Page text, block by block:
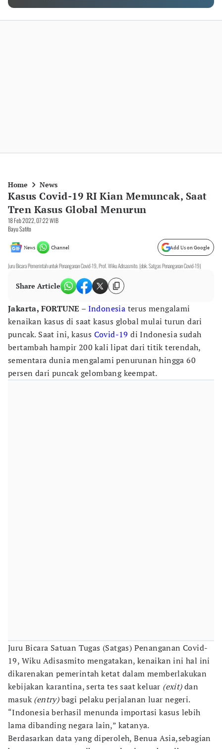
Home News
Kasus Covid-19 RI Kian Memuncak, Saat
Tren Kasus Global Menurun
18 Feb 2022, 07:22 WIB
Bayu Satito
News Channel Add Us on Google
Juru Bicara Pemerintah untuk Penanganan Covid-19, Prof. Wiku Adisasmito. (dok. Satgas Penanganan Covid-19)
Share Article
Jakarta, FORTUNE – Indonesia terus mengalami
kenaikan kasus di saat kasus global mulai turun dari
puncak. Saat ini, kasus Covid-19 di Indonesia sudah
bertambah hampir 200 kali lipat dari titik terendah,
sementara dunia mengalami penurunan hingga 60
persen dari puncak gelombang keempat.
Juru Bicara Satuan Tugas (Satgas) Penanganan Covid-
19, Wiku Adisasmito mengatakan, kenaikan ini hal ini
dikarenakan pemerintah ketat dalam memberlakukan
kebijakan karantina, serta tes saat keluar (exit)dan
masuk(entry)bagi pelaku perjalanan luar negeri.
“Indonesia berhasil menunda importasi kasus lebih
lama dibanding negara lain,” katanya.
Berdasarkan data yang diperoleh, Benua Asia,sebagian